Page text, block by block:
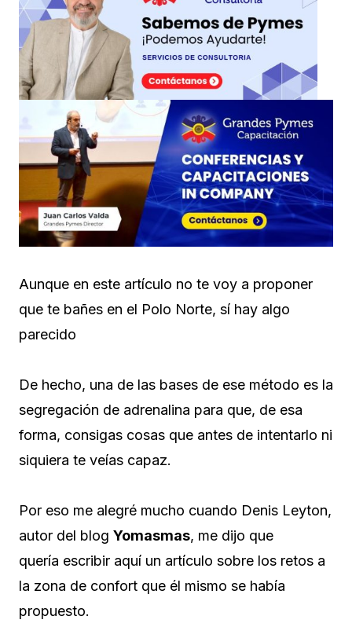
Aunque en este artículo no te voy a proponer
que te bañes en el Polo Norte, sí hay algo
parecido
De hecho, una de las bases de ese método es la
segregación de adrenalina para que, de esa
forma, consigas cosas que antes de intentarlo ni
siquiera te veías capaz.
Por eso me alegré mucho cuando Denis Leyton,
autor del blog Yomasmas, me dijo que
quería escribir aquí un artículo sobre los retos a
la zona de confort que él mismo se había
propuesto.